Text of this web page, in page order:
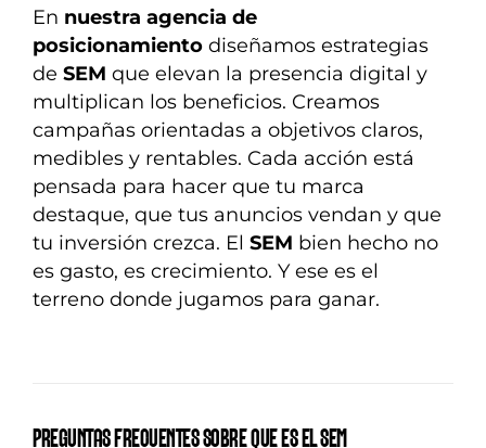
En nuestra agencia de
posicionamiento diseñamos estrategias
de SEM que elevan la presencia digital y
multiplican los beneficios. Creamos
campañas orientadas a objetivos claros,
medibles y rentables. Cada acción está
pensada para hacer que tu marca
destaque, que tus anuncios vendan y que
tu inversión crezca. El SEM bien hecho no
es gasto, es crecimiento. Y ese es el
terreno donde jugamos para ganar.
PREGUNTAS FRECUENTES SOBRE QUE ES EL SEM